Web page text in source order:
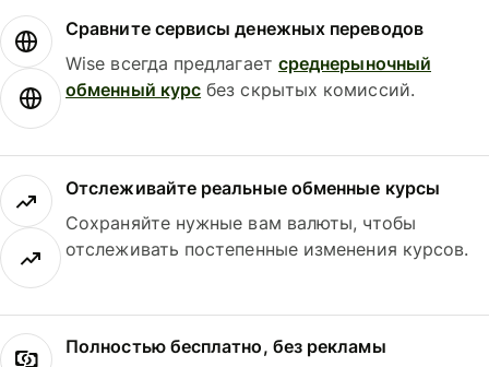
Сравните сервисы денежных переводов
Wise всегда предлагает среднерыночный
обменный курс без скрытых комиссий.
Отслеживайте реальные обменные курсы
Сохраняйте нужные вам валюты, чтобы
отслеживать постепенные изменения курсов.
Полностью бесплатно, без рекламы